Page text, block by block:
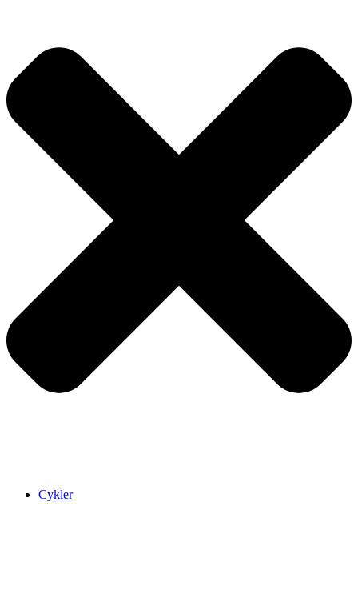
Cykler